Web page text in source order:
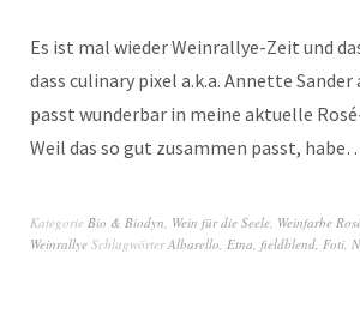
Es ist mal wieder Weinrallye-Zeit und
dass culinary pixel a.k.a. Annette
passt wunderbar in meine aktuelle
Weil das so gut zusammen passt,
Kategorie Bio & Biodyn Wein für die Seele Weinfarbe
Weinrallye SchlagwörterAlbarello Etna fieldblend Foti